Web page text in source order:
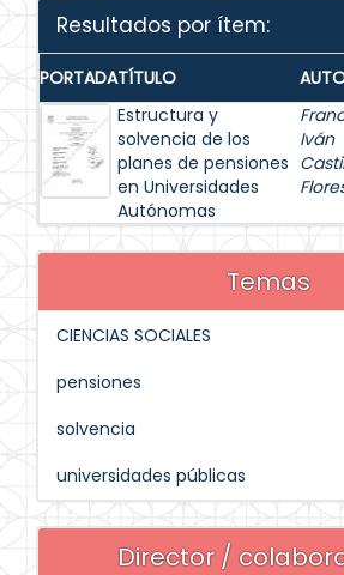
Resultados por ítem:
PORTADATÍTULO
Estructura y
solvencia de los
planes de pensiones
en Universidades
Autónomas
Iván
Temas
CIENCIAS SOCIALES
pensiones
solvencia
universidades públicas
Director /